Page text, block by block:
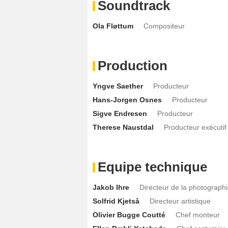
Soundtrack
Ola Fløttum Compositeur
Production
Yngve Saether
Producteur
Hans-Jorgen Osnes
Producteur
Sigve Endresen
Producteur
Therese Naustdal
Producteur exécutif
Equipe technique
Jakob Ihre
Directeur de la
Solfrid Kjetså
Directeur artistique
Olivier Bugge Coutté
Chef monteur